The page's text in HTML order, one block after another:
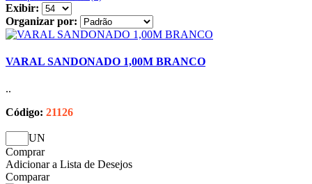
Exibir:
Organizar por:
VARAL SANDONADO 1,00M BRANCO
..
Código: 21126
UN
Comprar
Adicionar a Lista de Desejos
Comparar